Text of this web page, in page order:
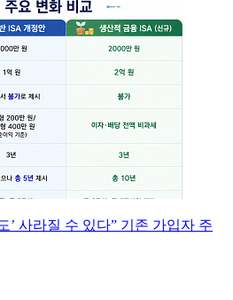
’ 사라질 수 있다” 기존 가입자 주